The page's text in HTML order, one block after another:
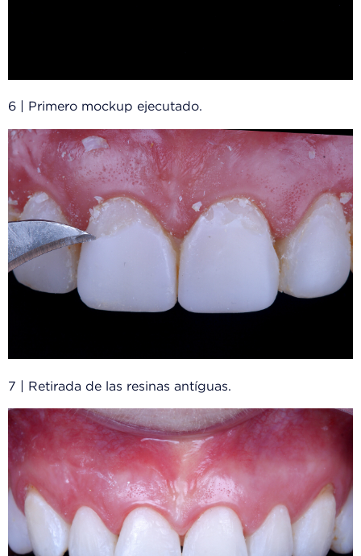
6 | Primero mockup ejecutado.
7 | Retirada de las resinas antíguas.